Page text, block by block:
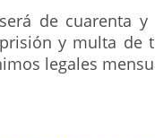
de cuarenta
y multa de
legales